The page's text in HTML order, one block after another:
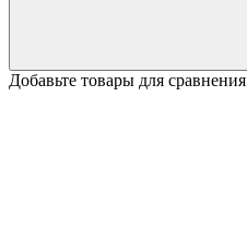
Добавьте товары для сравнения